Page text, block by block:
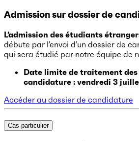
Admission sur dossier de
L’admission des étudiants
débute par l’envoi d’un dossier de
qui sera étudié par notre équipe de
Date limite de traitement des
candidature : vendredi 3
Accéder au dossier de candidature
Cas particulier